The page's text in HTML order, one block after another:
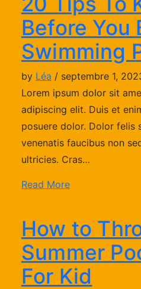
Before You
Swimming
by Léa / septembre 1,
Lorem ipsum dolor sit
adipiscing elit. Duis et
posuere dolor. Dolor felis
venenatis faucibus non
ultricies. Cras…
Read More
How to
Summer
For Kid